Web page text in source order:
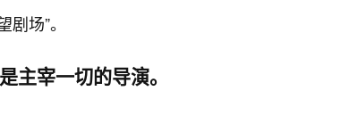
场”。
主宰一切的导演。